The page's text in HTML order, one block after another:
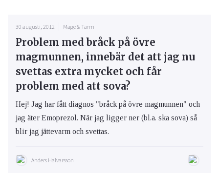
30 augusti, 2012 Mage & Tarm
Problem med bråck på övre
magmunnen, innebär det att jag nu
svettas extra mycket och får
problem med att sova?
Hej! Jag har fått diagnos "bråck på övre magmunnen" och
jag äter Emoprezol. När jag ligger ner (bl.a. ska sova) så
blir jag jättevarm och svettas.
Anders Halvarsson